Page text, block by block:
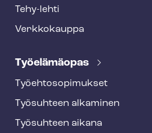
Tehy-lehti
Verkkokauppa
Työelämäopas
Työ­eh­to­so­pi­muk­set
Työsuhteen alkaminen
Työsuhteen aikana